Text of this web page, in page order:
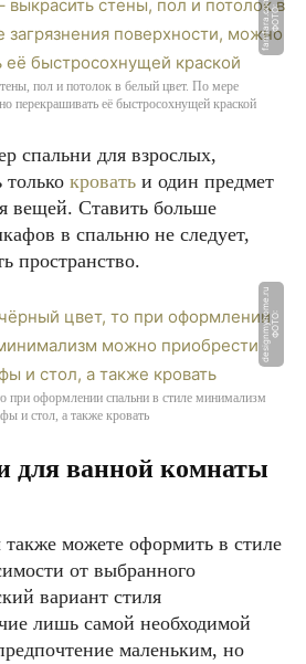
Ф
О
Т
О:
f
a
m
f
a
r
a.
c
o
m.
pl
пол и потолок в белый цвет. По мере
перекрашивать её быстросохнущей краской
спальни для взрослых,
только кровать и один предмет
вещей. Ставить больше
в спальню не следует,
пространство.
Ф
О
Т
О:
d
e
si
g
n
m
y
h
o
m
e.
r
u
при оформлении спальни в стиле минимализм
и стол, а также кровать
для ванной комнаты
можете оформить в стиле
от выбранного
вариант стиля
лишь самой необходимой
маленьким, но